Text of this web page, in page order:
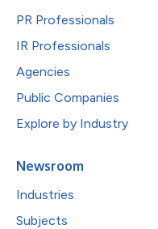
PR Professionals
IR Professionals
Agencies
Public Companies
Explore by Industry
Newsroom
Industries
Subjects